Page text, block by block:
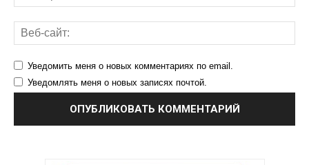
Уведомить меня о новых комментариях по email.
Уведомлять меня о новых записях почтой.